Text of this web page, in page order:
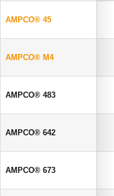
AMPCO® 45
AMPCO® M4
AMPCO® 483
AMPCO® 642
AMPCO® 673